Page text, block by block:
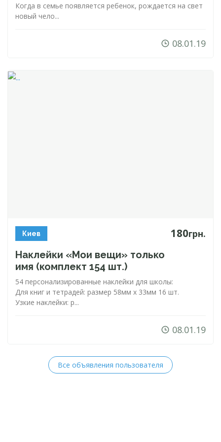
Когда в семье появляется ребенок, рождается на свет
новый чело...
08.01.19
Киев 180грн.
Наклейки «Мои вещи» только
имя (комплект 154 шт.)
54 персонализированные наклейки для школы:
Для книг и тетрадей: размер 58мм х 33мм 16 шт.
Узкие наклейки: р...
08.01.19
Все объявления пользователя